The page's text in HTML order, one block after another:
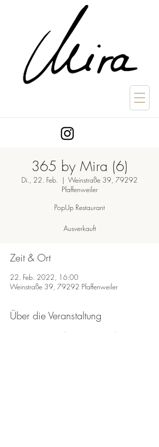
365 by Mira (6)
Di., 22. Feb.
  |
Weinstraße 39, 79292
Pfaffenweiler
PopUp Restaurant
Ausverkauft
Zeit & Ort
22. Feb. 2022, 16:00
Weinstraße 39, 79292 Pfaffenweiler
Über die Veranstaltung
Wenn Sie eine Tisch reservieren möchten